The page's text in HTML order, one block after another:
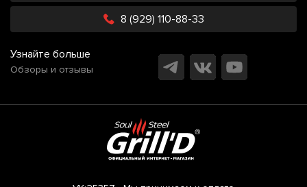
8 (929) 110-88-33
Узнайте больше
Обзоры и отзывы